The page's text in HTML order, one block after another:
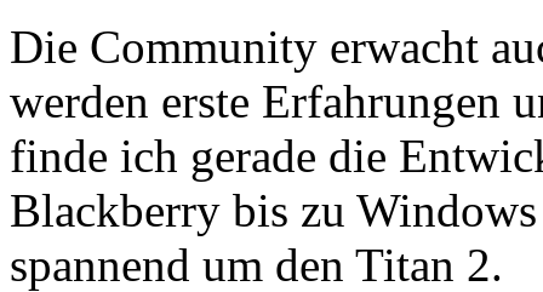
Die Community erwacht
werden erste Erfahrungen
finde ich gerade die
Blackberry bis zu
spannend um den Titan 2.